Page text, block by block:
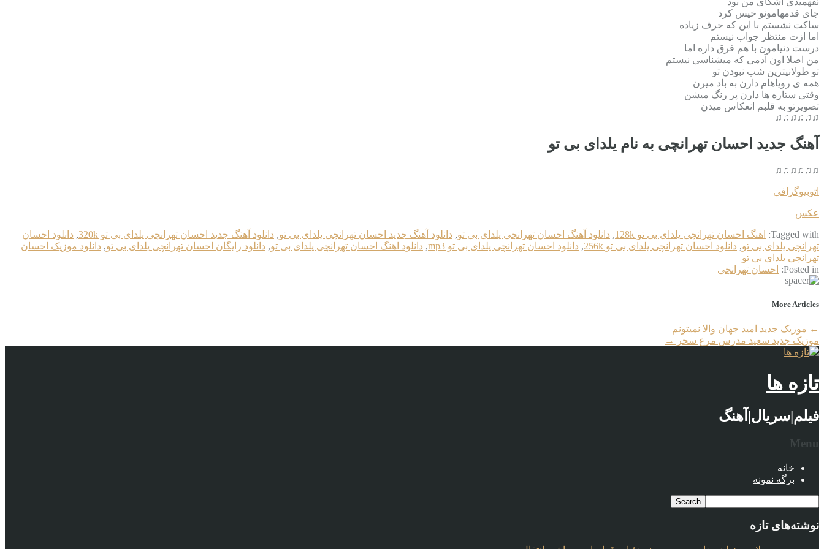
جای قدمهامونو خیس کرد
ساکت نشستم با این که حرف زیاده
اما ازت منتظر جواب نیستم
درست دنیامون با هم فرق داره اما
من اصلا اون آدمی که میشناسی نیستم
تو طولانیترین شب نبودن تو
همه ی رویاهام دارن به باد میرن
وقتی ستاره ها دارن پر رنگ میشن
تصویرتو به قلبم انعکاس میدن
♫♫♫♫♫♫
آهنگ جدید احسان تهرانچی به نام یلدای بی تو
♫♫♫♫♫♫
اتوبیوگرافی
عکس
Tagged with: اهنگ احسان تهرانچی یلدای بی تو 128k , دانلود آهنگ احسان تهرانچی یلدای بی تو, دانلود آهنگ جدید احسان تهرانچی یلدای بی تو, دانلود آهنگ جدید احسان تهرانچی یلدای بی تو 320k , دانلود احسان
تهرانچی یلدای بی تو, دانلود احسان تهرانچی یلدای بی تو 256k , دانلود احسان تهرانچی یلدای بی تو mp3 , دانلود اهنگ احسان تهرانچی یلدای بی تو, دانلود رایگان احسان تهرانچی یلدای بی تو, دانلود موزیک احسان
تهرانچی یلدای بی تو
Posted in:
احسان تهرانچی
More Articles
← موزیک جدید امید جهان والا نمیتونم
موزیک جدید سعید مدرس مرغ سحر
→
تازه ها
فیلم|سریال|آهنگ
Menu
خانه
برگه نمونه
نوشته‌های تازه